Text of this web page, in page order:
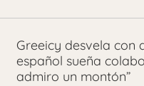
Greeicy desvela con
español sueña
admiro un montón”